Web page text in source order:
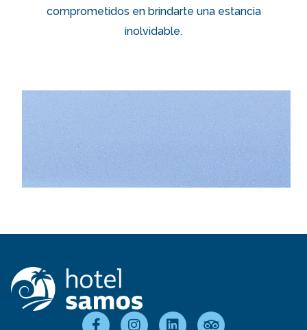
comprometidos en brindarte una estancia
inolvidable.